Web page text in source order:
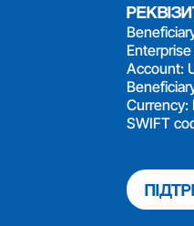
Account:
Currency:
SWIFT